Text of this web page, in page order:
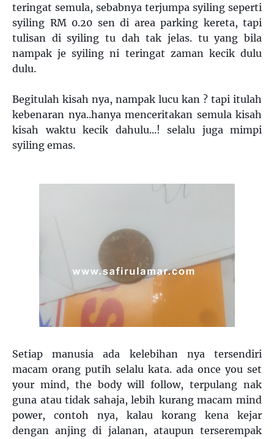
teringat semula, sebabnya terjumpa syiling seperti
syiling RM 0.20 sen di area parking kereta, tapi
tulisan di syiling tu dah tak jelas. tu yang bila
nampak je syiling ni teringat zaman kecik dulu
dulu.
Begitulah kisah nya, nampak lucu kan ? tapi itulah
kebenaran nya..hanya menceritakan semula kisah
kisah waktu kecik dahulu...! selalu juga mimpi
syiling emas.
Setiap manusia ada kelebihan nya tersendiri
macam orang putih selalu kata. ada once you set
your mind, the body will follow, terpulang nak
guna atau tidak sahaja, lebih kurang macam mind
power, contoh nya, kalau korang kena kejar
dengan anjing di jalanan, ataupun terserempak